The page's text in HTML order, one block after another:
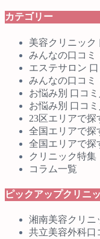
カテゴリー
美容クリニック
みんなの口コミ
エステサロン
みんなの口コミ
お悩み別 口コ
お悩み別 口コ
23区エリアで
全国エリアで
全国エリアで
クリニック特集
コラム一覧
ピックアップクリニ
湘南美容クリニ
共立美容外科口